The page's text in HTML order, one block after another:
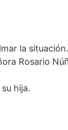
la
Rosario
hija.